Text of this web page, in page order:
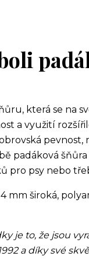
která se na
a využití
padáková
pro psy nebo
mm široká,
je to, že jsou
a díky své